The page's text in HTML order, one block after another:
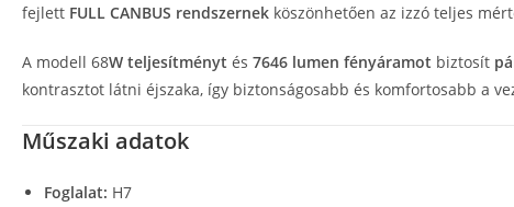
fejlett FULL CANBUS rendszernek köszönhetően az izzó teljes
A modell 68W teljesítményt és 7646 lumen fényáramot biztosít
kontrasztot látni éjszaka, így biztonságosabb és komfortosabb a
Műszaki adatok
Foglalat: H7